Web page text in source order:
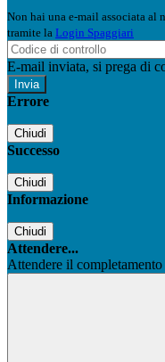
Non hai una e-mail associata al
tramite la Login Spaggiari
E-mail inviata, si prega di
Errore
Chiudi
Successo
Chiudi
Informazione
Chiudi
Attendere...
Attendere il